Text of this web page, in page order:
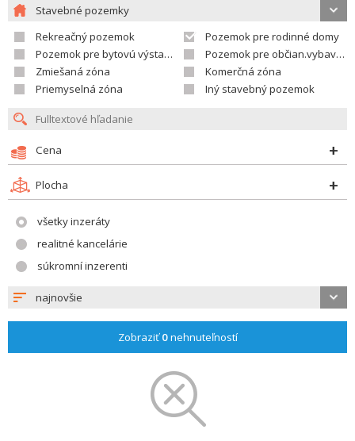
Stavebné pozemky
Rekreačný pozemok
Pozemok pre rodinné domy
Pozemok pre bytovú výstavbu
Pozemok pre občian.vybavenosť
Zmiešaná zóna
Komerčná zóna
Priemyselná zóna
Iný stavebný pozemok
Cena
Plocha
všetky inzeráty
realitné kancelárie
súkromní inzerenti
najnovšie
Zobraziť0nehnuteľností